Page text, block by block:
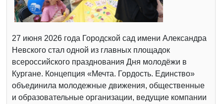
27 июня 2026 года Городской сад имени Александра
Невского стал одной из главных площадок
всероссийского празднования Дня молодёжи в
Кургане. Концепция «Мечта. Гордость. Единство»
объединила молодежные движения, общественные
и образовательные организации, ведущие компании